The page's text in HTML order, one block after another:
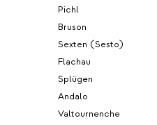
Pichl
Bruson
Sexten (Sesto)
Flachau
Splügen
Andalo
Valtournenche